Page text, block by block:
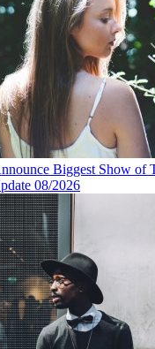
Biggest Show of
08/2026